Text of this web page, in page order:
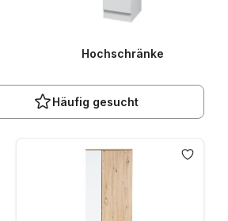
Hochschränke
Häufig gesucht